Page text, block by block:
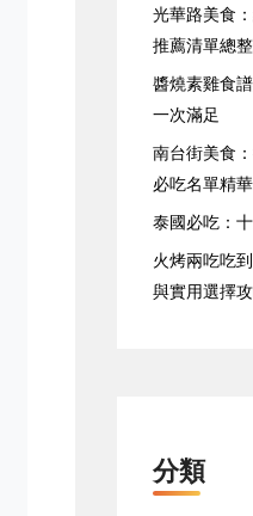
光華路美食
推薦清單總
醬燒素雞食
一次滿足
南台街美食
必吃名單精
泰國必吃：
火烤兩吃吃
與實用選擇
分類